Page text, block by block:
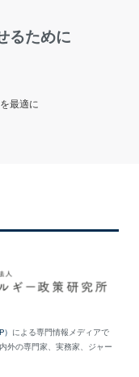
るために
最適に
による専門情報メディアで
外の専門家、実務家、ジャー